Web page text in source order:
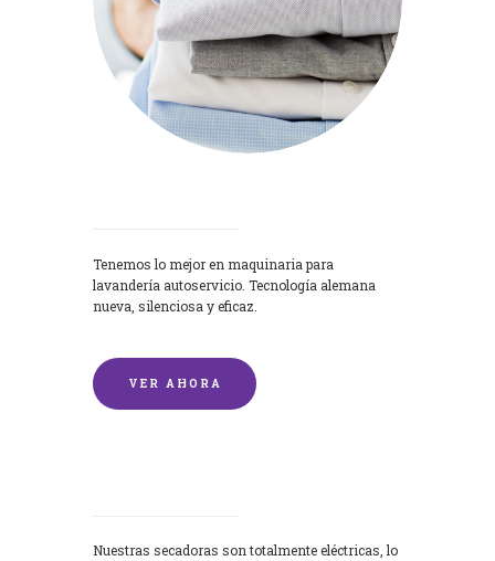
Tenemos lo mejor en maquinaria para
lavandería autoservicio. Tecnología alemana
nueva, silenciosa y eficaz.
VER AHORA
Nuestras secadoras son totalmente eléctricas, lo